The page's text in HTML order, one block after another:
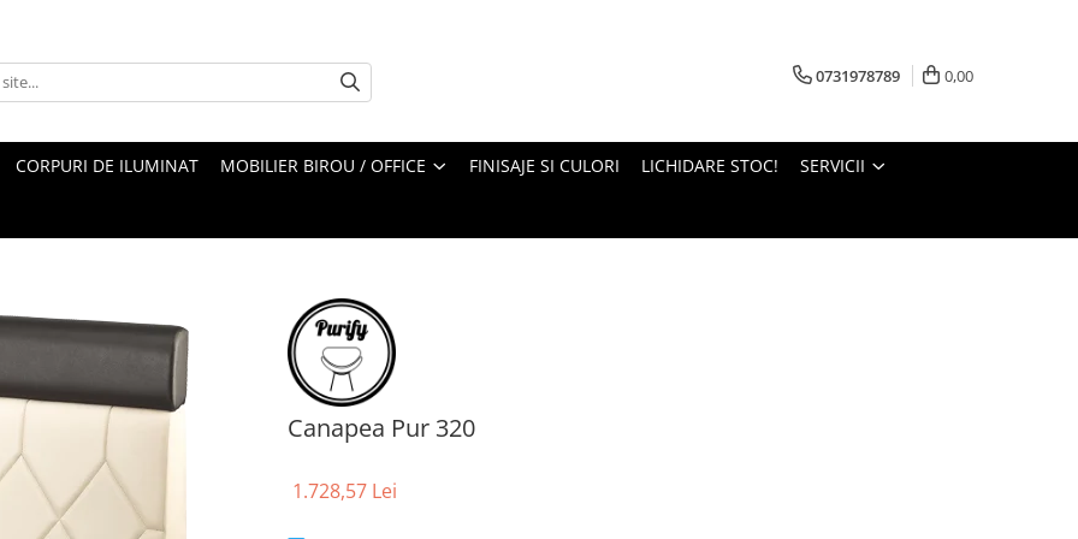
0731978789 0,00
CORPURI DE ILUMINAT MOBILIER BIROU / OFFICE FINISAJE SI CULORI LICHIDARE STOC! SERVICII
Canapea Pur 320
1.728,57 Lei